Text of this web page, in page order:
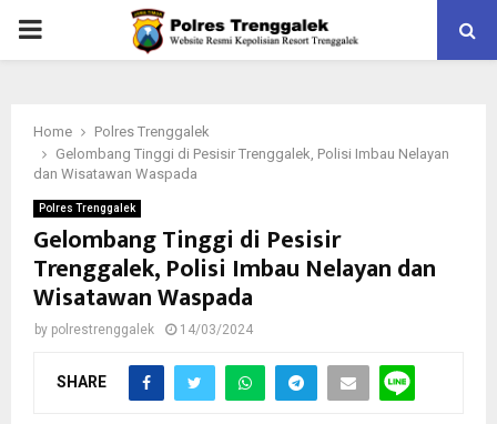
PRIMARY
Home
Polres Trenggalek
Gelombang Tinggi di Pesisir Trenggalek, Polisi Imbau Nelayan
dan Wisatawan Waspada
Polres Trenggalek
Gelombang Tinggi di Pesisir
Trenggalek, Polisi Imbau Nelayan dan
Wisatawan Waspada
by polrestrenggalek 14/03/2024
SHARE